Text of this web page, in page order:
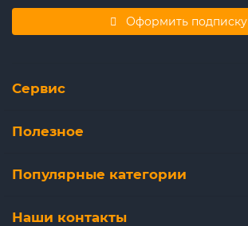
Оформить подписку
Сервис
Полезное
Популярные категории
Наши контакты